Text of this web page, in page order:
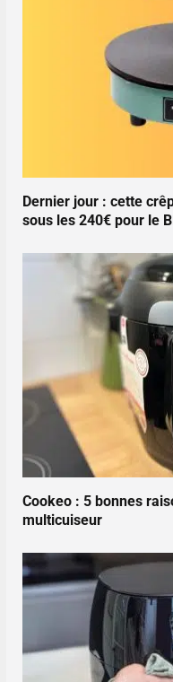
Dernier jour : cette
sous les 240€ pour le
Cookeo : 5 bonnes
multicuiseur